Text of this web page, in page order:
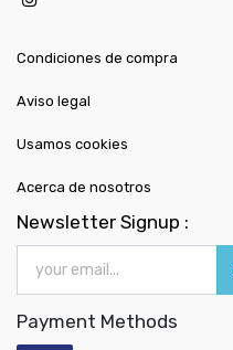
Condiciones de compra
Aviso legal
Usamos cookies
Acerca de nosotros
Newsletter Signup :
Payment Methods